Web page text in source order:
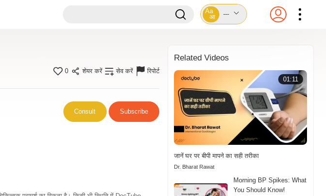
Aa
आ
---
0 शेयर करें सेव करें रिपोर्ट
Consult Subscribe
Related Videos
01:11
जानें घर पर बीपी मापने का सही तरीका
Dr. Bharat Rawat
Morning BP Spikes: What
You Should Know!